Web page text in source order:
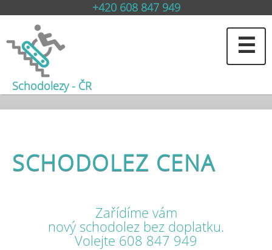
Schodolezy - ČR
+420 608 847 949
☰
SCHODOLEZ CENA
Zařídíme vám
nový schodolez bez doplatku.
Volejte 608 847 949